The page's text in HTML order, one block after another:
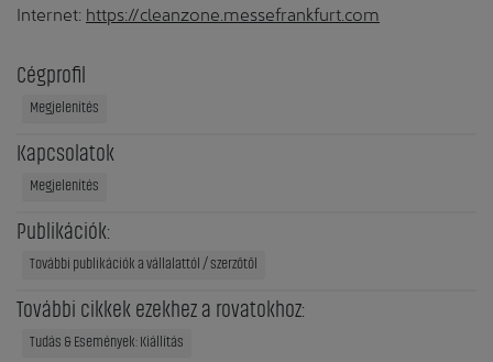
Internet: https://cleanzone.messefrankfurt.com
Cégprofil
Megjelenítés
Kapcsolatok
Megjelenítés
Publikációk:
További publikációk a vállalattól / szerzőtől
További cikkek ezekhez a rovatokhoz:
Tudás & Események: Kiállítás